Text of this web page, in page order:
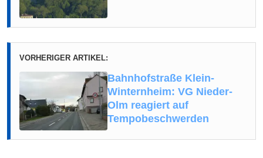
VORHERIGER ARTIKEL:
Bahnhofstraße Klein-
Winternheim: VG Nieder-
Olm reagiert auf
Tempobeschwerden